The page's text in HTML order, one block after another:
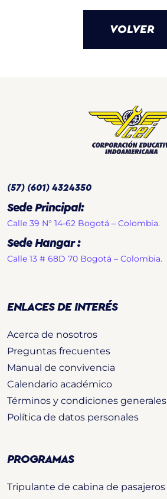
VOLVER
(57) (601) 4324350
Sede Principal:
Calle 39 N° 14-62 Bogotá – Colombia.
Sede Hangar :
Calle 13 # 68D 70 Bogotá – Colombia.
ENLACES DE INTERÉS
Acerca de nosotros
Preguntas frecuentes
Manual de convivencia
Calendario académico
Términos y condiciones generales
Política de datos personales
PROGRAMAS
Tripulante de cabina de pasajeros